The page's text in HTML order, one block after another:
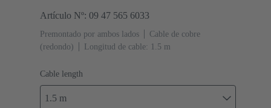
Artículo Nº: 09 47 565 6033
Premontado por ambos lados
Cable de cobre
(redondo)
Longitud de cable: 1.5 m
Cable length
1.5 m